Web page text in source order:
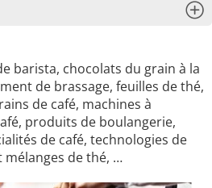
barista, chocolats du grain à la
de brassage, feuilles de thé,
de café, machines à
produits de boulangerie,
de café, technologies de
de thé, …